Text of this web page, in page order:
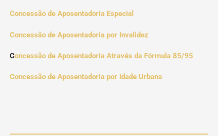
Concessão de Aposentadoria Especial
Concessão de Aposentadoria por Invalidez
Concessão de Aposentadoria Através da Fórmula 85/95
Concessão de Aposentadoria por Idade Urbana